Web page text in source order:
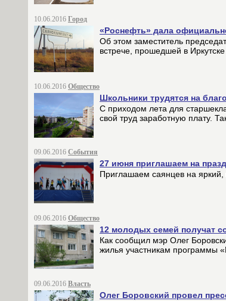
10.06.2016 Город
«Роснефть» дала
Об этом заместитель
встрече, прошедшей в
10.06.2016 Общество
Школьники трудятся на
С приходом лета для
свой труд заработную плату.
09.06.2016 События
27 июня приглашаем на
Приглашаем саянцев на
09.06.2016 Общество
12 молодых семей получат
Как сообщил мэр Олег
жилья участникам программы
09.06.2016 Власть
Олег Боровский провел